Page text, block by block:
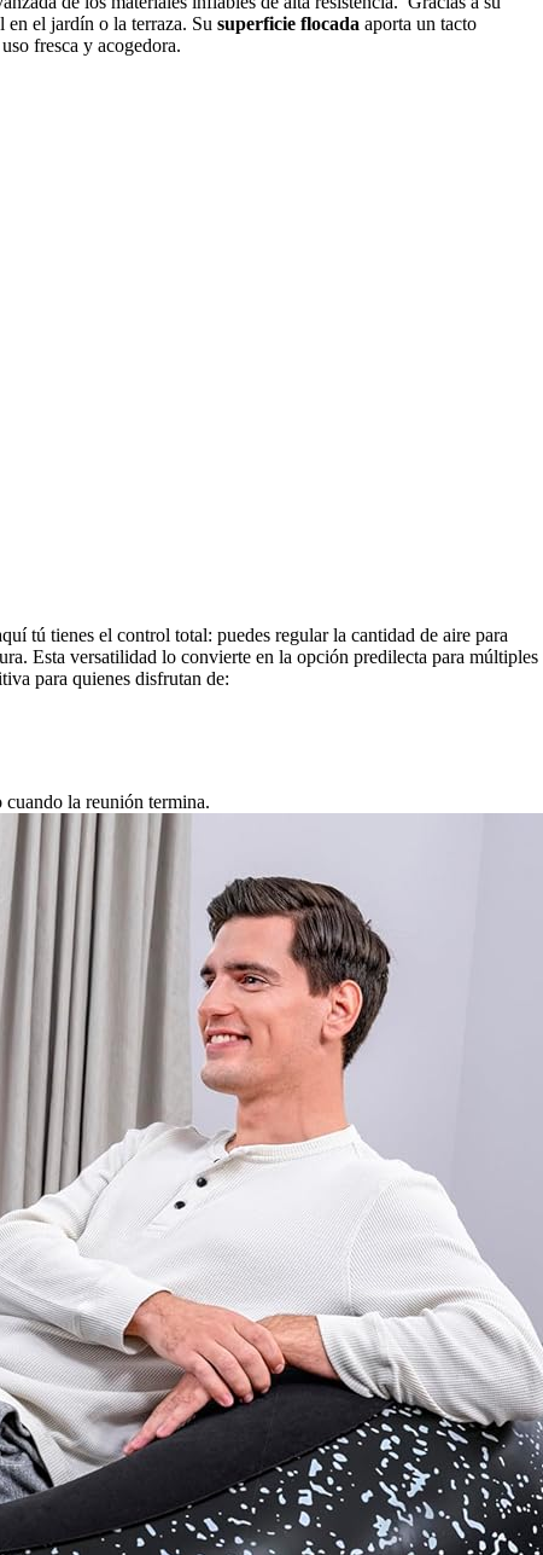
en el jardín o la terraza. Su superficie flocada aporta un tacto
fresca y acogedora.
tú tienes el control total: puedes regular la cantidad de aire para
Esta versatilidad lo convierte en la opción predilecta para múltiples
para quienes disfrutan de:
la reunión termina.